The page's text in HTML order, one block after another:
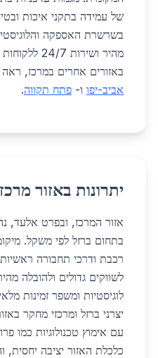
של עמידה בתקני איכות
בשרשרת האספקה
מהיר
באזורים אחרים במרכז,
אביב-יפו ו- פתח תקווה.
יתרונות באזור מרכז
אזור המרכז, ובפרט אלעד,
בתחום ברזל לפי משקל.
רכבת ודרכי תחבורה
לשווקים גדולים ולהובלה
לוגיסטיות ומשפר זמינות
יצרני ברזל ומרכזי מחקר
עם אימוץ טכנולוגיות כמו
כלכלת האזור יציבה יחסית,